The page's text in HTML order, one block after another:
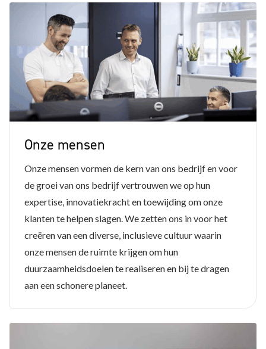
Onze mensen
Onze mensen vormen de kern van ons bedrijf en voor
de groei van ons bedrijf vertrouwen we op hun
expertise, innovatiekracht en toewijding om onze
klanten te helpen slagen. We zetten ons in voor het
creëren van een diverse, inclusieve cultuur waarin
onze mensen de ruimte krijgen om hun
duurzaamheidsdoelen te realiseren en bij te dragen
aan een schonere planeet.